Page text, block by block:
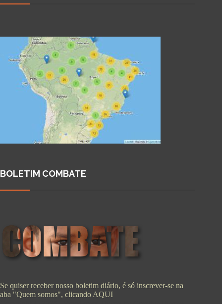
BOLETIM COMBATE
Se quiser receber nosso boletim diário, é só inscrever-se na
aba "Quem somos", clicando AQUI